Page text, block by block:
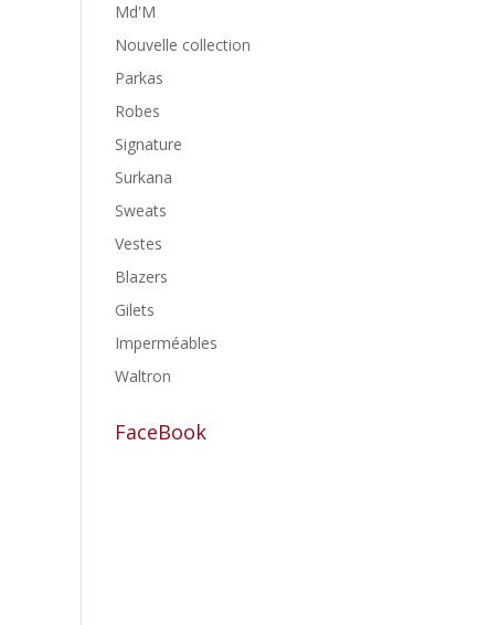
Md'M
Nouvelle collection
Parkas
Robes
Signature
Surkana
Sweats
Vestes
Blazers
Gilets
Imperméables
Waltron
FaceBook